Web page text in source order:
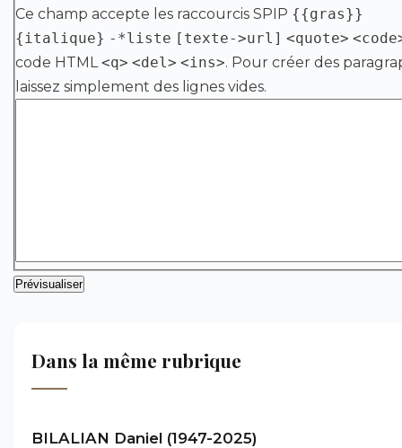
Ce champ accepte les raccourcis SPIP {{gras}}
{italique} -*liste [texte->url] <quote>
code HTML<q> <del> <ins>. Pour créer des
laissez simplement des lignes vides.
Dans la même rubrique
BILALIAN Daniel (1947-2025)